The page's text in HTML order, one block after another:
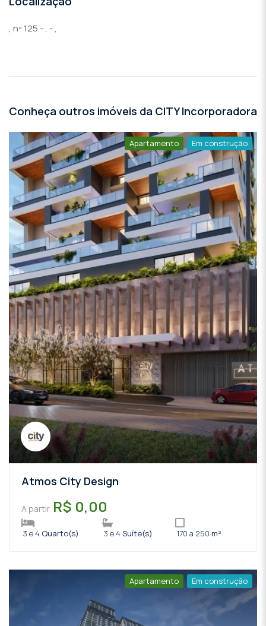
, nº 125 - , - ,
Conheça outros imóveis da CITY Incorporadora
Apartamento Em construção
Atmos City Design
A partir R$ 0,00
3 e 4 Quarto(s) 3 e 4 Suíte(s) 170 a 250 m²
Apartamento Em construção